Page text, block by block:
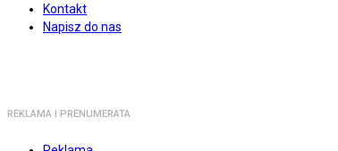
Kontakt
Napisz do nas
REKLAMA I PRENUMERATA